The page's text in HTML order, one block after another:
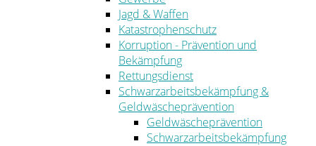
Jagd & Waffen
Katastrophenschutz
Korruption - Prävention und
Bekämpfung
Rettungsdienst
Schwarzarbeitsbekämpfung &
Geldwäscheprävention
Geldwäscheprävention
Schwarzarbeitsbekämpfung